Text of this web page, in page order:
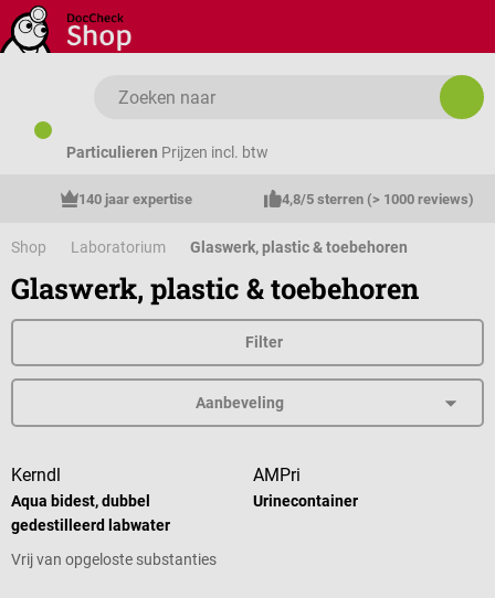
Ga naar de hoofdinhoud
Particulieren Prijzen incl. btw
140 jaar expertise 4,8/5 sterren (> 1000 reviews)
Shop Laboratorium Glaswerk, plastic & toebehoren
Glaswerk, plastic & toebehoren
Filter
Kerndl
Aqua bidest, dubbel
gedestilleerd labwater
Vrij van opgeloste substanties
AMPri
Urinecontainer